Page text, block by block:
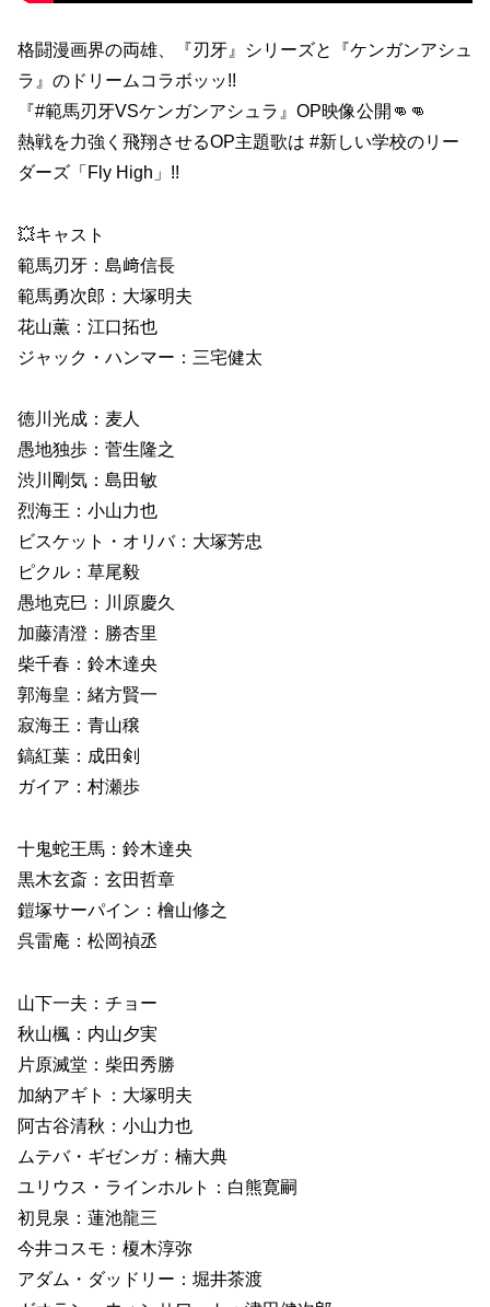
格闘漫画界の両雄、『刃牙』シリーズと『ケンガンアシュ
ラ』のドリームコラボッッ!!
『#範馬刃牙VSケンガンアシュラ』OP映像公開👊👊
熱戦を力強く飛翔させるOP主題歌は #新しい学校のリー
ダーズ「Fly High」!!
💥キャスト
範馬刃牙：島﨑信長
範馬勇次郎：大塚明夫
花山薫：江口拓也
ジャック・ハンマー：三宅健太
徳川光成：麦人
愚地独歩：菅生隆之
渋川剛気：島田敏
烈海王：小山力也
ビスケット・オリバ：大塚芳忠
ピクル：草尾毅
愚地克巳：川原慶久
加藤清澄：勝杏里
柴千春：鈴木達央
郭海皇：緒方賢一
寂海王：青山穣
鎬紅葉：成田剣
ガイア：村瀬歩
十鬼蛇王馬：鈴木達央
黒木玄斎：玄田哲章
鎧塚サーパイン：檜山修之
呉雷庵：松岡禎丞
山下一夫：チョー
秋山楓：内山夕実
片原滅堂：柴田秀勝
加納アギト：大塚明夫
阿古谷清秋：小山力也
ムテバ・ギゼンガ：楠大典
ユリウス・ラインホルト：白熊寛嗣
初見泉：蓮池龍三
今井コスモ：榎木淳弥
アダム・ダッドリー：堀井茶渡